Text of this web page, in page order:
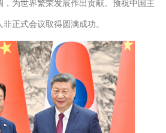
为世界繁荣发展作出贡献。预祝中国主
正式会议取得圆满成功。